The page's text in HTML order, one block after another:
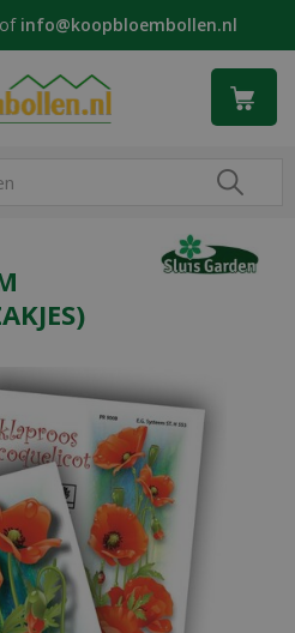
of info@koopbloembollen.nl